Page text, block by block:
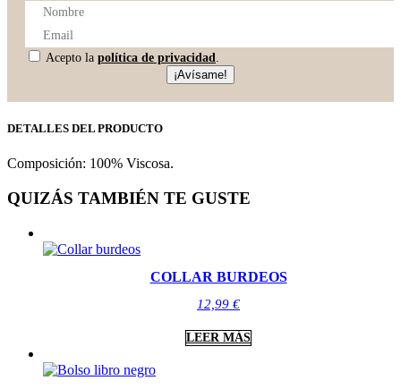
Acepto la política de privacidad.
¡Avísame!
DETALLES DEL PRODUCTO
Composición: 100% Viscosa.
QUIZÁS TAMBIÉN TE GUSTE
COLLAR BURDEOS
12,99 €
LEER MÁS